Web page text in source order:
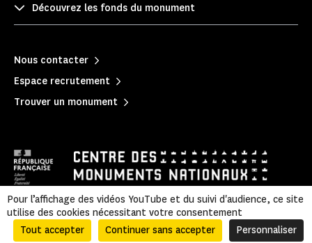
Découvrez les fonds du monument
Nous contacter
Espace recrutement
Trouver un monument
Mentions légales Politique de confidentialité
|
Informations légales et administratives
| Accessibilité | Plan du site
Pour l’affichage des vidéos YouTube et du suivi d'audience, ce site
utilise des cookies nécessitant votre consentement
Tout accepter
Continuer sans accepter Personnaliser